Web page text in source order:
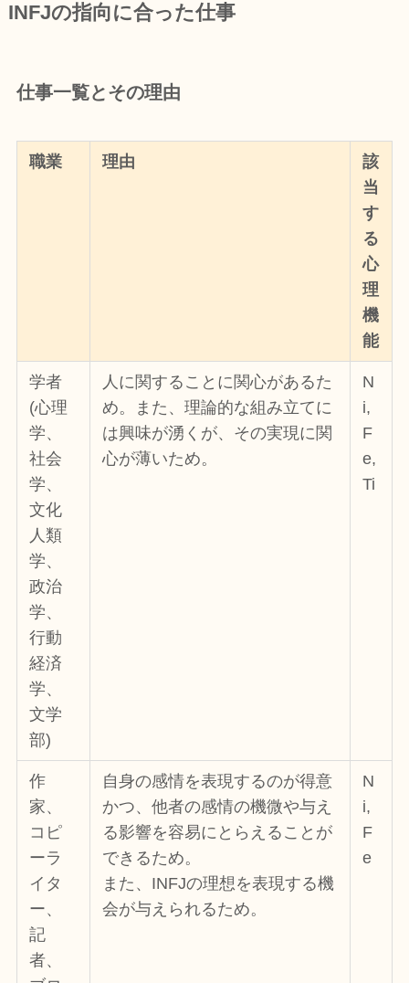
INFJの指向に合った仕事
仕事一覧とその理由
職業 理由
該
当
す
る
心
理
機
能
学者
(心理
学、
社会
学、
文化
人類
学、
政治
学、
行動
経済
学、
文学
部)
人に関することに関心があるた
め。また、理論的な組み立てに
は興味が湧くが、その実現に関
心が薄いため。
N
i,
F
e,
Ti
作
家、
コピ
ーラ
イタ
ー、
記
者、
自身の感情を表現するのが得意
かつ、他者の感情の機微や与え
る影響を容易にとらえることが
できるため。
また、INFJの理想を表現する機
会が与えられるため。
N
i,
F
e